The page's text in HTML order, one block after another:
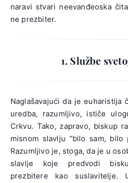
naravi stvari neevanđeoska
ne prezbiter.
1. Službe
Naglašavajući da je euharistija
uredba, razumljivo, ističe
Crkvu. Tako, zapravo, biskup
misnom slavlju “bilo sam, bilo
Razumljivo je, stoga, da je u
slavlje koje predvodi
prezbitere kao suslavitelje.